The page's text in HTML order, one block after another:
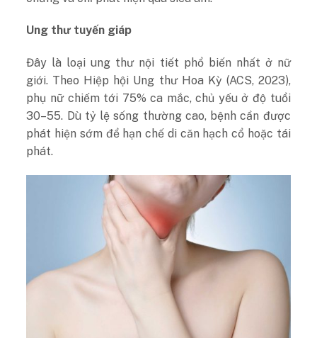
Ung thư tuyến giáp
Đây là loại ung thư nội tiết phổ biến nhất ở nữ
giới. Theo Hiệp hội Ung thư Hoa Kỳ (ACS, 2023),
phụ nữ chiếm tới 75% ca mắc, chủ yếu ở độ tuổi
30–55. Dù tỷ lệ sống thường cao, bệnh cần được
phát hiện sớm để hạn chế di căn hạch cổ hoặc tái
phát.